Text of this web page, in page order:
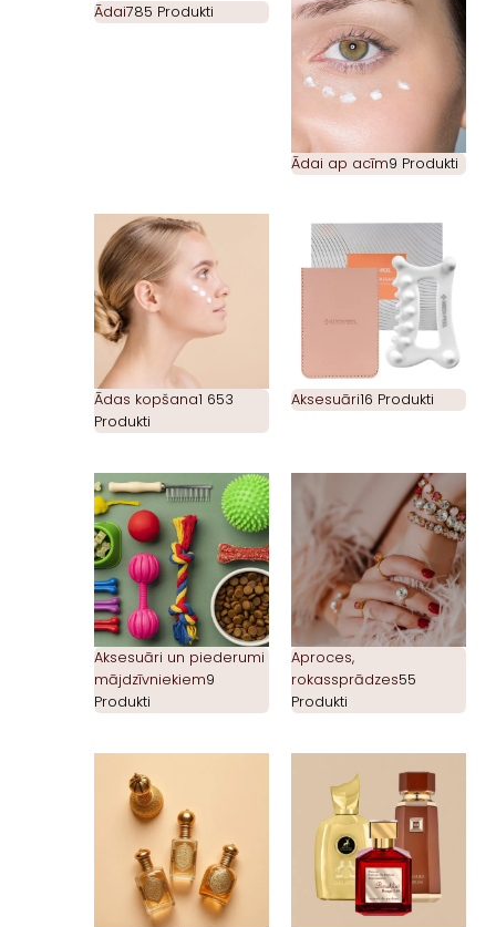
Ādai785 Produkti
Ādai ap acīm9 Produkti
Ādas kopšana1 653
Produkti
Aksesuāri16 Produkti
Aksesuāri un piederumi
mājdzīvniekiem9
Produkti
Aproces,
rokassprādzes55
Produkti